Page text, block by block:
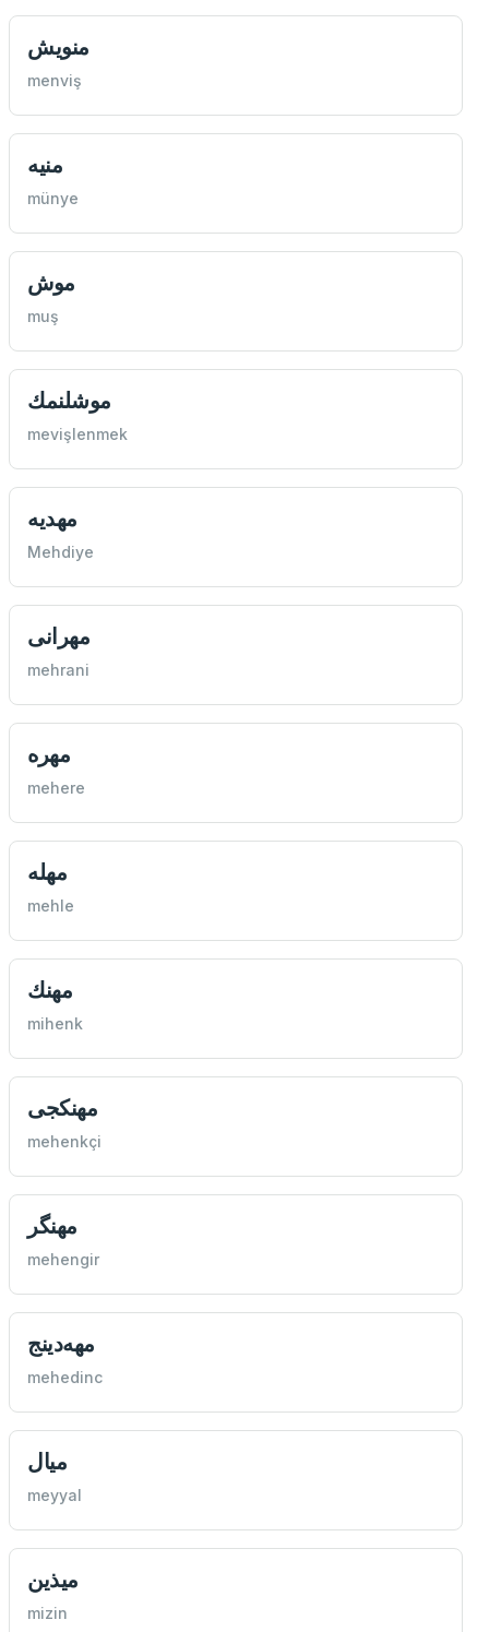
منويش
menviş
منيه
münye
موش
muş
موشلنمك
mevişlenmek
مهديه
Mehdiye
مهرانی
mehrani
مهره
mehere
مهله
mehle
مهنك
mihenk
مهنكجی
mehenkçi
مهنگر
mehengir
مهه‌دينج
mehedinc
ميال
meyyal
ميذين
mizin